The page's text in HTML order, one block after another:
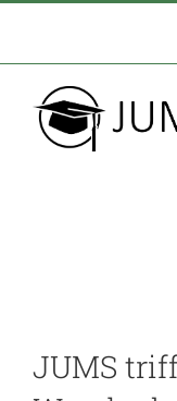
Zum
springen
JUMS